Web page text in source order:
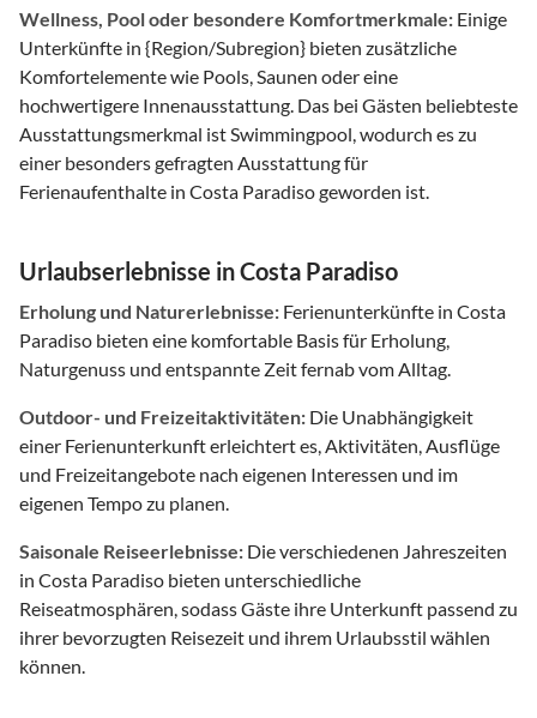
Wellness, Pool oder besondere Komfortmerkmale: Einige
Unterkünfte in {Region/Subregion} bieten zusätzliche
Komfortelemente wie Pools, Saunen oder eine
hochwertigere Innenausstattung. Das bei Gästen beliebteste
Ausstattungsmerkmal ist Swimmingpool, wodurch es zu
einer besonders gefragten Ausstattung für
Ferienaufenthalte in Costa Paradiso geworden ist.
Urlaubserlebnisse in Costa Paradiso
Erholung und Naturerlebnisse: Ferienunterkünfte in Costa
Paradiso bieten eine komfortable Basis für Erholung,
Naturgenuss und entspannte Zeit fernab vom Alltag.
Outdoor- und Freizeitaktivitäten: Die Unabhängigkeit
einer Ferienunterkunft erleichtert es, Aktivitäten, Ausflüge
und Freizeitangebote nach eigenen Interessen und im
eigenen Tempo zu planen.
Saisonale Reiseerlebnisse: Die verschiedenen Jahreszeiten
in Costa Paradiso bieten unterschiedliche
Reiseatmosphären, sodass Gäste ihre Unterkunft passend zu
ihrer bevorzugten Reisezeit und ihrem Urlaubsstil wählen
können.